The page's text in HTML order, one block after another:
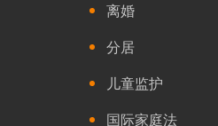
离婚
分居
儿童监护
国际家庭法